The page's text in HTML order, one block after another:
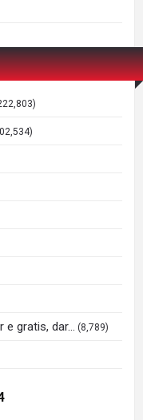
e gratis, dar… (8,789)